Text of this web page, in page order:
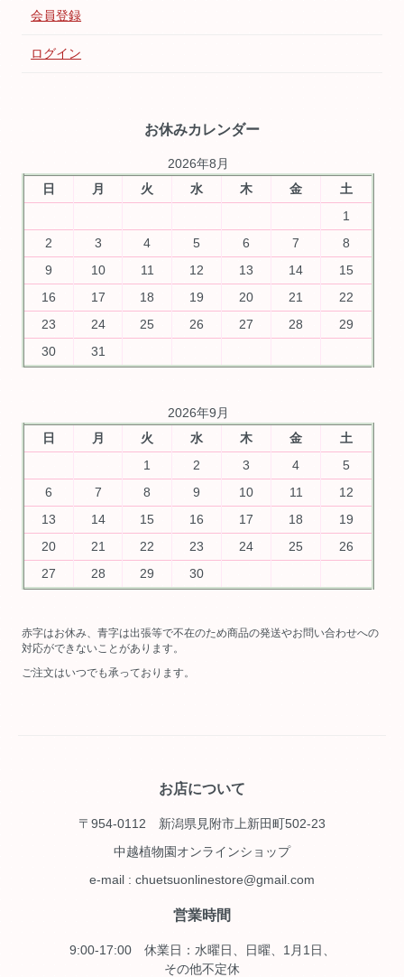
会員登録
ログイン
お休みカレンダー
2026年8月
日
月 火 水 木 金
土
1
2
3 4 5 6 7
8
9
10 11 12 13 14
15
16
17 18 19 20 21
22
23
24 25 26 27 28
29
30
31
2026年9月
日
月 火 水 木 金
土
1
2 3 4
5
6
7 8 9 10 11
12
13
14 15 16 17 18
19
20
21 22 23 24 25
26
27
28 29 30
赤字はお休み、青字は出張等で不在のため商品の発送やお問い合わせへの
対応ができないことがあります。
ご注文はいつでも承っております。
お店について
〒954-0112 新潟県見附市上新田町502-23
中越植物園オンラインショップ
e-mail : chuetsuonlinestore@gmail.com
営業時間
9:00-17:00 休業日：水曜日、日曜、1月1日、
その他不定休